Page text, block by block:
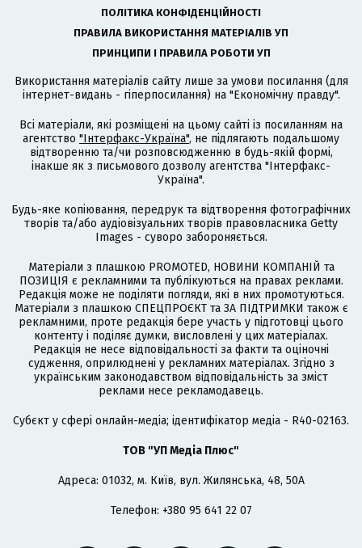
ПОЛІТИКА КОНФІДЕНЦІЙНОСТІ
ПРАВИЛА ВИКОРИСТАННЯ МАТЕРІАЛІВ УП
ПРИНЦИПИ І ПРАВИЛА РОБОТИ УП
Використання матеріалів сайту лише за умови посилання (для
інтернет-видань - гіперпосилання) на "Економічну правду".
Всі матеріали, які розміщені на цьому сайті із посиланням на
агентство "Інтерфакс-Україна", не підлягають подальшому
відтворенню та/чи розповсюдженню в будь-якій формі,
інакше як з письмового дозволу агентства "Інтерфакс-
Україна".
Будь-яке копіювання, передрук та відтворення фотографічних
творів та/або аудіовізуальних творів правовласника Getty
Images - суворо забороняється.
Матеріали з плашкою PROMOTED, НОВИНИ КОМПАНІЙ та
ПОЗИЦІЯ є рекламними та публікуються на правах реклами.
Редакція може не поділяти погляди, які в них промотуються.
Матеріали з плашкою СПЕЦПРОЄКТ та ЗА ПІДТРИМКИ також є
рекламними, проте редакція бере участь у підготовці цього
контенту і поділяє думки, висловлені у цих матеріалах.
Редакція не несе відповідальності за факти та оціночні
судження, оприлюднені у рекламних матеріалах. Згідно з
українським законодавством відповідальність за зміст
реклами несе рекламодавець.
Cубєкт у сфері онлайн-медіа; ідентифікатор медіа - R40-02163.
ТОВ "УП Медіа Плюс"
Адреса: 01032, м. Київ, вул. Жилянська, 48, 50А
Телефон: +380 95 641 22 07